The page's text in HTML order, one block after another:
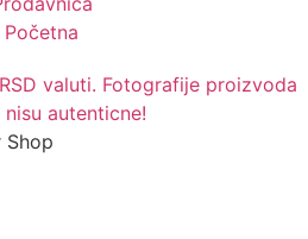
Početna
valuti. Fotografije proizvoda
autenticne!